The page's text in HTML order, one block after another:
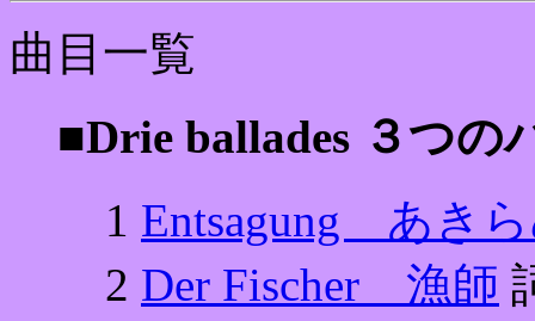
曲目一覧
■Drie ballades ３つの
1 Entsagung あき
2 Der Fischer 漁師